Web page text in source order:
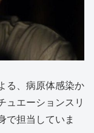
る、病原体感染か
ュエーションスリ
で担当していま